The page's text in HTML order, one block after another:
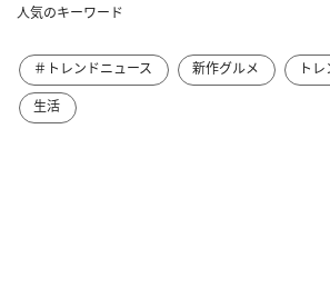
人気のキーワード
＃トレンドニュース 新作グルメ ト
生活